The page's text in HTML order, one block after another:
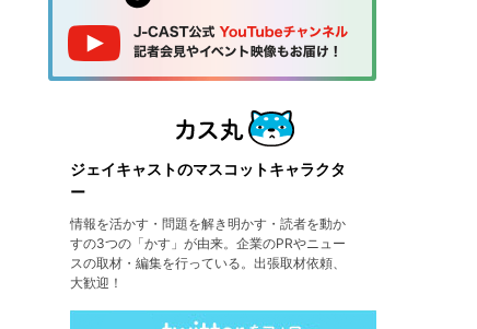
ジェイキャストのマスコットキャラクタ
ー
情報を活かす・問題を解き明かす・読者を動か
すの3つの「かす」が由来。企業のPRやニュー
スの取材・編集を行っている。出張取材依頼、
大歓迎！